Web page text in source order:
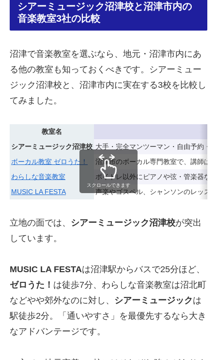
シアーミュージック沼津校と沼津市内の
音楽教室3社の比較
沼津で音楽教室を選ぶなら、地元・沼津市内にあ
る他の教室も知っておくべきです。シアーミュー
ジック沼津校と、沼津市内に実在する3校を比較し
てみました。
教室名
シアーミュージック沼津校 大手・完全マンツーマン・自由予約・
ボーカル教室 ゼロうた！
沼津市のボーカル専門教室で、講師は
わらしな音楽教室
ボイトレ以外にピアノや弦・管楽器な
MUSIC LA FESTA
声楽やゴスペル、シャンソンのレッス
スクロールできます
立地の面では、 シアーミュージック沼津校が突出
しています。
MUSIC LA FESTAは沼津駅からバスで25分ほど、
ゼロうた！ は徒歩7分、わらしな音楽教室は沼北町
などやや郊外なのに対し、 シアーミュージックは
駅徒歩2分。「通いやすさ」を最優先するなら大き
なアドバンテージです。